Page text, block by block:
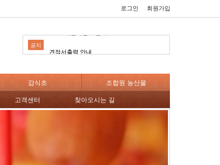
로그인 회원가입
공지
10+1 특별이벤트 안내
견적서출력 안내
감식초
조합원 농산물
고객센터
찾아오시는 길